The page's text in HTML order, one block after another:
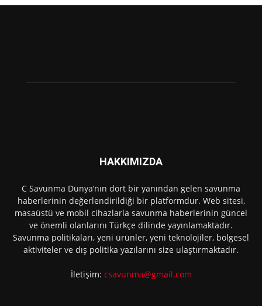
HAKKIMIZDA
C Savunma Dünya’nın dört bir yanından gelen savunma
haberlerinin değerlendirildiği bir platformdur. Web sitesi,
masaüstü ve mobil cihazlarla savunma haberlerinin güncel
ve önemli olanlarını Türkçe dilinde yayınlamaktadır.
Savunma politikaları, yeni ürünler, yeni teknolojiler, bölgesel
aktiviteler ve dış politika yazılarını size ulaştırmaktadır.
İletişim: csavunma@gmail.com